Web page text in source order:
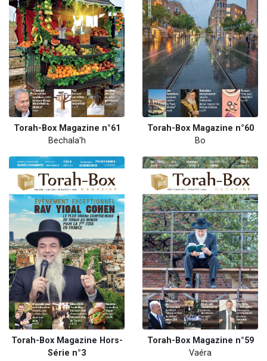
Torah-Box Magazine n°61
Bechala'h
Torah-Box Magazine n°60
Bo
Torah-Box Magazine Hors-
Série n°3
Torah-Box Magazine n°59
Vaéra